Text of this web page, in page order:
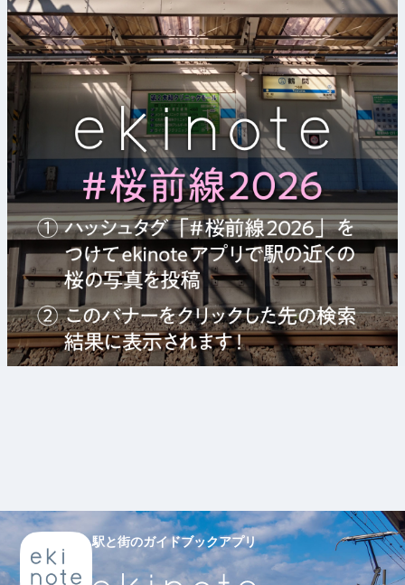
駅と街のガイドブックアプリ